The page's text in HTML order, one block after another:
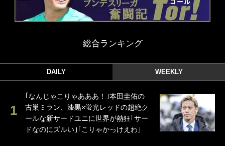
総合ランキング
DAILY WEEKLY
｢なんじゃこりゃあああ！｣本田圭佑の
古巣ミラン、漆黒×蛍光レッドの超絶ク
ールな新サードユニに世界が熱狂｢サー
ドなのにズルい｣｢こりゃかっけえわ｣